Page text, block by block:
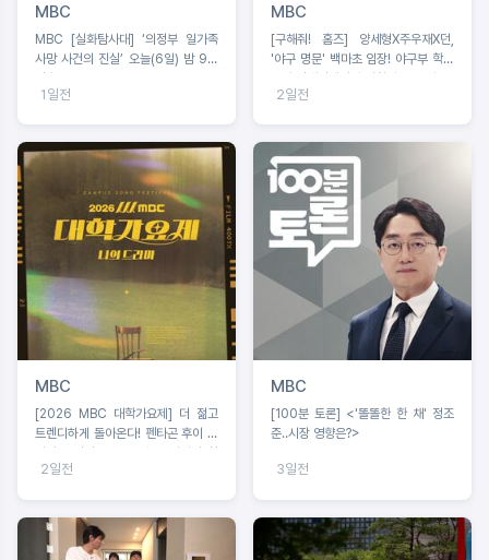
MBC
MBC [실화탐사대] ‘의정부 일가족
사망 사건의 진실’ 오늘(6일) 밤 9시
방송
1일전
MBC
[구해줘! 홈즈] 양세형X주우재X던,
'야구 명문' 백마초 임장! 야구부 학생
들과 맞대결에서 승리할 수 있을까?
2일전
MBC
[2026 MBC 대학가요제] 더 젊고
트렌디하게 돌아온다! 펜타곤 후이 음
가 신청
2일전
MBC
[100분 토론] <'똘똘한 한 채' 정조
준‥시장 영향은?>
3일전